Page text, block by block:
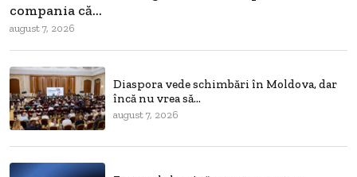
compania că...
august 7, 2026
Diaspora vede schimbări în Moldova, dar
încă nu vrea să...
august 7, 2026